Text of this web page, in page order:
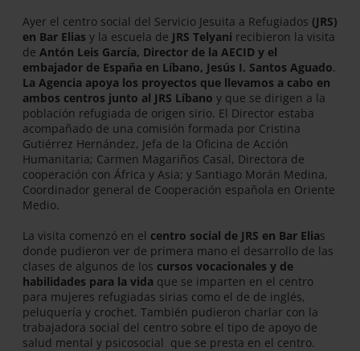
Ayer el centro social del Servicio Jesuita a Refugiados (JRS)
en Bar Elias y la escuela de JRS Telyani recibieron la visita
de Antón Leis García, Director de la AECID y el
embajador de España en Líbano, Jesús I. Santos Aguado.
La Agencia apoya los proyectos que llevamos a cabo en
ambos centros junto al JRS Líbano y que se dirigen a la
población refugiada de origen sirio. El Director estaba
acompañado de una comisión formada por Cristina
Gutiérrez Hernández, Jefa de la Oficina de Acción
Humanitaria; Carmen Magariños Casal, Directora de
cooperación con África y Asia; y Santiago Morán Medina,
Coordinador general de Cooperación española en Oriente
Medio.
La visita comenzó en el centro social de JRS en Bar Elias
donde pudieron ver de primera mano el desarrollo de las
clases de algunos de los cursos vocacionales y de
habilidades para la vida que se imparten en el centro
para mujeres refugiadas sirias como el de de inglés,
peluquería y crochet. También pudieron charlar con la
trabajadora social del centro sobre el tipo de apoyo de
salud mental y psicosocial que se presta en el centro.